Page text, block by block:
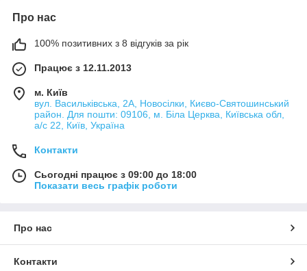
Про нас
100% позитивних з 8 відгуків за рік
Працює з 12.11.2013
м. Київ
вул. Васильківська, 2А, Новосілки, Києво-Святошинський
район. Для пошти: 09106, м. Біла Церква, Київська обл,
а/с 22, Київ, Україна
Контакти
Сьогодні працює з 09:00 до 18:00
Показати весь графік роботи
Про нас
Контакти